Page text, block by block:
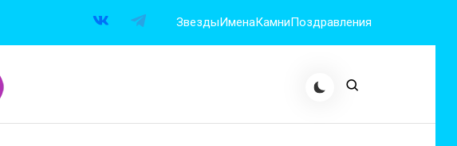
ЗвездыИменаКамниПоздравления